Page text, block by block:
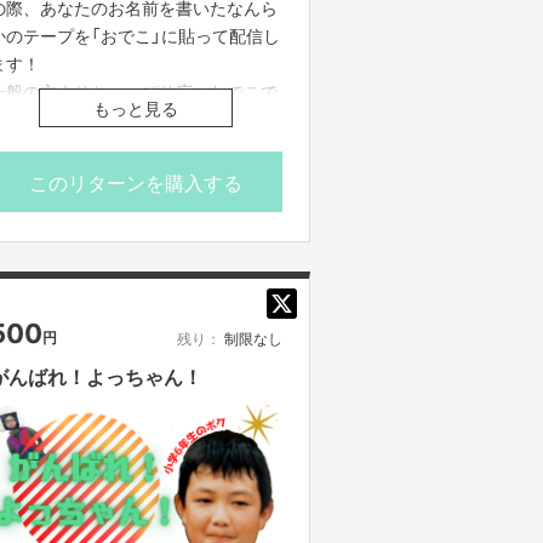
際、あなたのお名前を書いたなんら
のテープを「おでこ」に貼って配信し
！
般の方よりちょっぴり広いおでこで
型も、まーこういう感じなので、そ
そこ大きめに表示できます。
でこに異変が起きた場合、掲載を
前を記入してください。
援者多数の場合は、配信回数を増
ます。
もっと見る
このリターンを購入する
円 残り： 制限なし
んばれ！よっちゃん！